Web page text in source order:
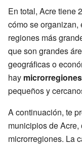
En total, Acre tiene
cómo se organizan,
regiones más
que son grandes
geográficas o
hay microrregiones
pequeños y
A continuación, te
municipios de
microrregiones. La